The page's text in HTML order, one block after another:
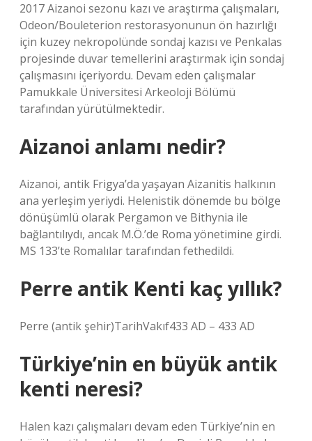
2017 Aizanoi sezonu kazı ve araştırma çalışmaları,
Odeon/Bouleterion restorasyonunun ön hazırlığı
için kuzey nekropolünde sondaj kazısı ve Penkalas
projesinde duvar temellerini araştırmak için sondaj
çalışmasını içeriyordu. Devam eden çalışmalar
Pamukkale Üniversitesi Arkeoloji Bölümü
tarafından yürütülmektedir.
Aizanoi anlamı nedir?
Aizanoi, antik Frigya’da yaşayan Aizanitis halkının
ana yerleşim yeriydi. Helenistik dönemde bu bölge
dönüşümlü olarak Pergamon ve Bithynia ile
bağlantılıydı, ancak M.Ö.’de Roma yönetimine girdi.
MS 133’te Romalılar tarafından fethedildi.
Perre antik Kenti kaç yıllık?
Perre (antik şehir)TarihVakıf433 AD – 433 AD
Türkiye’nin en büyük antik
kenti neresi?
Halen kazı çalışmaları devam eden Türkiye’nin en